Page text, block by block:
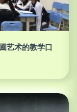
艺术的教学口